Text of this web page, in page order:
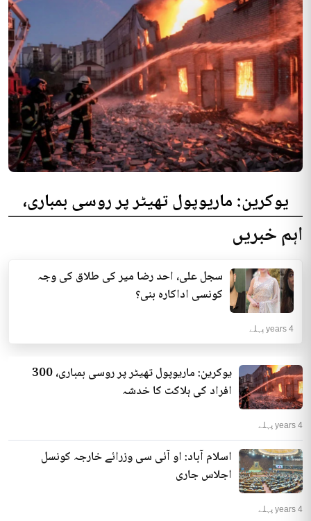
یوکرین: ماریوپول تھیٹر پر روسی بمباری،
300 افراد کی ہلاکت کا خدشہ
کا خدشہ ظاہر کیا اور کہا کہ کم...
انٹرنیشنل | 4 years پہلے
اہم خبریں
سجل علی، احد رضا میر کی طلاق کی وجہ
کونسی اداکارہ بنی؟
4 years پہلے
یوکرین: ماریوپول تھیٹر پر روسی بمباری، 300
افراد کی ہلاکت کا خدشہ
4 years پہلے
اسلام آباد: او آئی سی وزرائے خارجہ کونسل
اجلاس جاری
4 years پہلے